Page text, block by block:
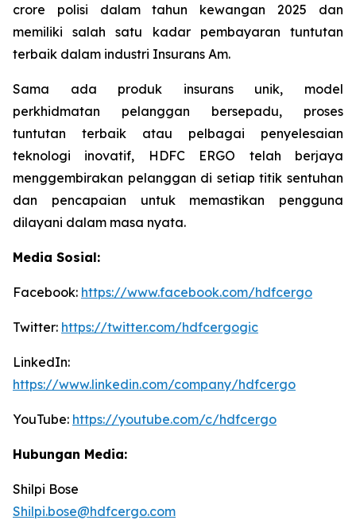
crore polisi dalam tahun kewangan 2025 dan
memiliki salah satu kadar pembayaran tuntutan
terbaik dalam industri Insurans Am.
Sama ada produk insurans unik, model
perkhidmatan pelanggan bersepadu, proses
tuntutan terbaik atau pelbagai penyelesaian
teknologi inovatif, HDFC ERGO telah berjaya
menggembirakan pelanggan di setiap titik sentuhan
dan pencapaian untuk memastikan pengguna
dilayani dalam masa nyata.
Media Sosial:
Facebook: https://www.facebook.com/hdfcergo
Twitter: https://twitter.com/hdfcergogic
LinkedIn:
https://www.linkedin.com/company/hdfcergo
YouTube: https://youtube.com/c/hdfcergo
Hubungan Media:
Shilpi Bose
Shilpi.bose@hdfcergo.com